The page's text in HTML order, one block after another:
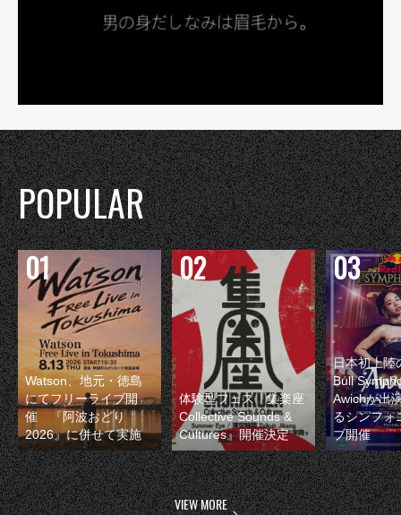
POPULAR
Watson、地元・徳島
にてフリーライブ開
催 『阿波おどり
2026』に併せて実施
体験型フェス『集楽座
Collective Sounds &
Cultures』開催決定
日本初上陸
Bull
Awichが出
るシンフォ
ブ開催
VIEW MORE